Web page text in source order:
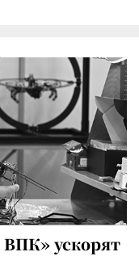
ВПК» ускорят